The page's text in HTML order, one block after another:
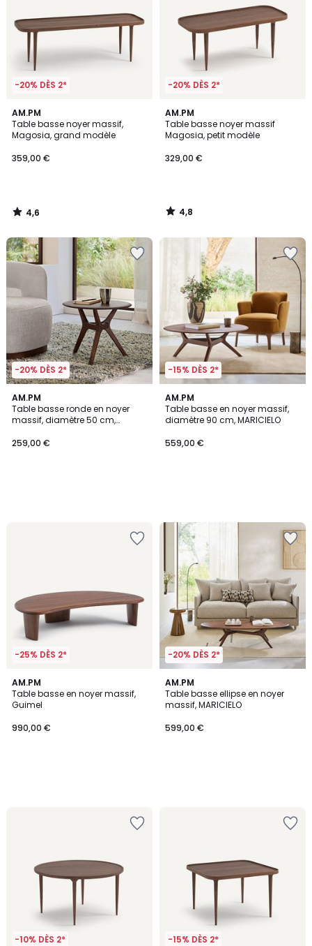
-20% DÈS 2*
AM.PM
Table basse noyer massif,
Magosia, grand modèle
€.
359,00 €
4,6
/ 5
4,6
/
-20% DÈS 2*
AM.PM
Table basse noyer massif
Magosia, petit modèle
329,00 €
4,8
/ 5
4,8
/
-20% DÈS 2*
AM.PM
Table basse ronde en noyer
massif, diamètre 50 cm,
259,00 €
-15% DÈS 2*
AM.PM
Table basse en noyer massif,
diamètre 90 cm, MARICIELO
559,00 €
-25% DÈS 2*
AM.PM
Table basse en noyer massif,
Guimel
990,00 €
-20% DÈS 2*
AM.PM
Table basse ellipse en noyer
massif, MARICIELO
599,00 €
-10% DÈS 2* -15% DÈS 2*